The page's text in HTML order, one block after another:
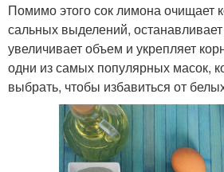
Помимо этого сок лимона очищает
сальных выделений,
увеличивает объем и укрепляет
одни из самых популярных масок,
выбрать, чтобы избавиться от